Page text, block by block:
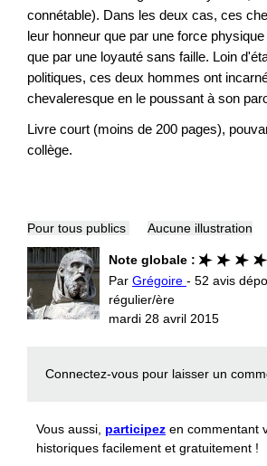
connétable). Dans les deux cas, ces
leur honneur que par une force
que par une loyauté sans faille. Loin
politiques, ces deux hommes ont
chevaleresque en le poussant à son
Livre court (moins de 200 pages),
collège.
Pour tous publics Aucune illustration
Note globale :
Par Grégoire - 52 avis
régulier/ère
mardi 28 avril 2015
Connectez-vous pour laisser un
Vous aussi, participez en commentant
historiques facilement et gratuitement !